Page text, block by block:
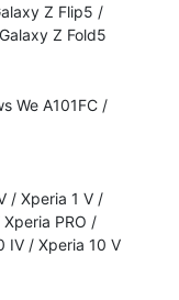
Z Flip5 /
Galaxy Z Fold5
We A101FC /
/ Xperia 1 V /
Xperia PRO /
IV / Xperia 10 V